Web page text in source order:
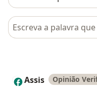
Pesquisar em opiniões
A Assis Opinião